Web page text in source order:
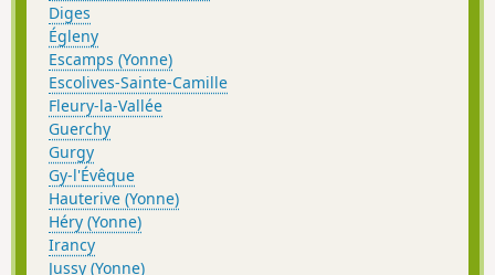
Diges
Égleny
Escamps (Yonne)
Escolives-Sainte-Camille
Fleury-la-Vallée
Guerchy
Gurgy
Gy-l'Évêque
Hauterive (Yonne)
Héry (Yonne)
Irancy
Jussy (Yonne)